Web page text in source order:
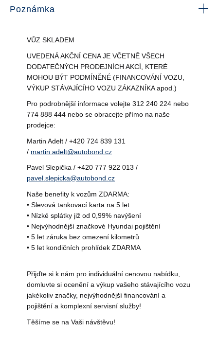
Poznámka
VŮZ SKLADEM
UVEDENÁ AKČNÍ CENA JE VČETNĚ VŠECH
DODATEČNÝCH PRODEJNÍCH AKCÍ, KTERÉ
MOHOU BÝT PODMÍNĚNÉ (FINANCOVÁNÍ VOZU,
VÝKUP STÁVAJÍCÍHO VOZU ZÁKAZNÍKA apod.)
Pro podrobnější informace volejte 312 240 224 nebo
774 888 444 nebo se obracejte přímo na naše
prodejce:
Martin Adelt / +420 724 839 131
/ martin.adelt@autobond.cz
Pavel Slepička / +420 777 922 013 /
pavel.slepicka@autobond.cz
Naše benefity k vozům ZDARMA:
• Slevová tankovací karta na 5 let
• Nízké splátky již od 0,99% navýšení
• Nejvýhodnější značkové Hyundai pojištění
• 5 let záruka bez omezení kilometrů
• 5 let kondičních prohlídek ZDARMA
Přijďte si k nám pro individuální cenovou nabídku,
domluvte si ocenění a výkup vašeho stávajícího vozu
jakékoliv značky, nejvýhodnější financování a
pojištění a komplexní servisní služby!
Těšíme se na Vaši návštěvu!